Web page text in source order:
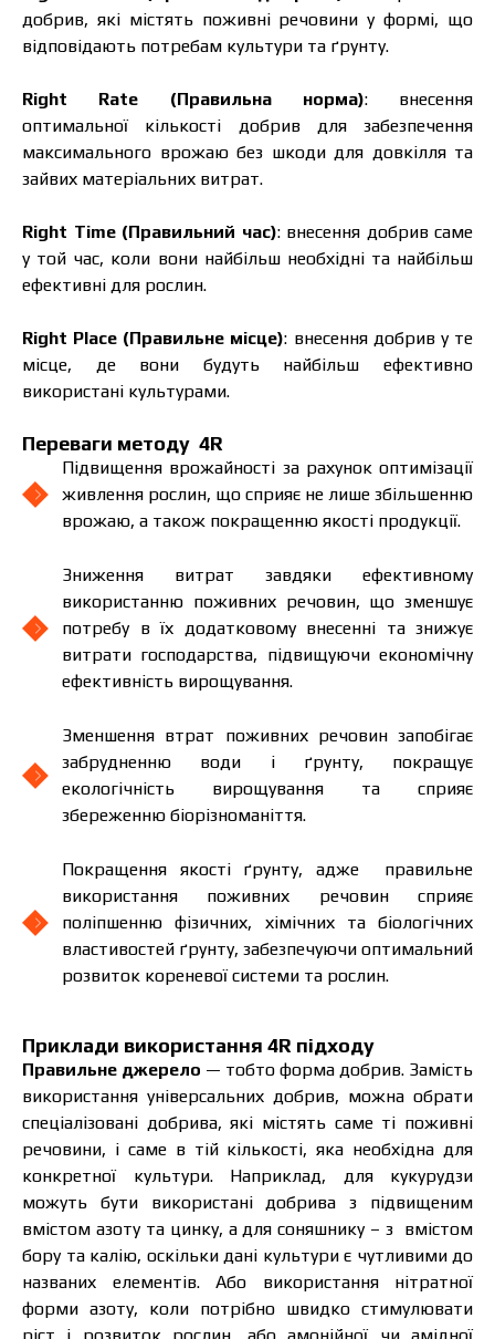
добрив, які містять поживні речовини у формі, що
відповідають потребам культури та ґрунту.
Right Rate (Правильна норма): внесення
оптимальної кількості добрив для забезпечення
максимального врожаю без шкоди для довкілля та
зайвих матеріальних витрат.
Right Time (Правильний час): внесення добрив саме
у той час, коли вони найбільш необхідні та найбільш
ефективні для рослин.
Right Place (Правильне місце): внесення добрив у те
місце, де вони будуть найбільш ефективно
використані культурами.
Переваги методу 4R
Підвищення врожайності за рахунок оптимізації
живлення рослин, що сприяє не лише збільшенню
врожаю, а також покращенню якості продукції.
Зниження витрат завдяки ефективному
використанню поживних речовин, що зменшує
потребу в їх додатковому внесенні та знижує
витрати господарства, підвищуючи економічну
ефективність вирощування.
Зменшення втрат поживних речовин запобігає
забрудненню води і ґрунту, покращує
екологічність вирощування та сприяє
збереженню біорізноманіття.
Покращення якості ґрунту, адже правильне
використання поживних речовин сприяє
поліпшенню фізичних, хімічних та біологічних
властивостей ґрунту, забезпечуючи оптимальний
розвиток кореневої системи та рослин.
Приклади використання 4R підходу
Правильне джерело — тобто форма добрив. Замість
використання універсальних добрив, можна обрати
спеціалізовані добрива, які містять саме ті поживні
речовини, і саме в тій кількості, яка необхідна для
конкретної культури. Наприклад, для кукурудзи
можуть бути використані добрива з підвищеним
вмістом азоту та цинку, а для соняшнику – з вмістом
бору та калію, оскільки дані культури є чутливими до
названих елементів. Або використання нітратної
форми азоту, коли потрібно швидко стимулювати